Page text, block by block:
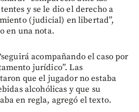
y se le dio el derecho a
(judicial) en libertad”,
en una nota.
acompañando el caso por
jurídico”. Las
que el jugador no estaba
alcohólicas y que su
en regla, agregó el texto.